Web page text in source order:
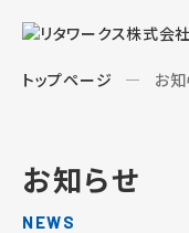
トップページ お
お知らせ
NEWS